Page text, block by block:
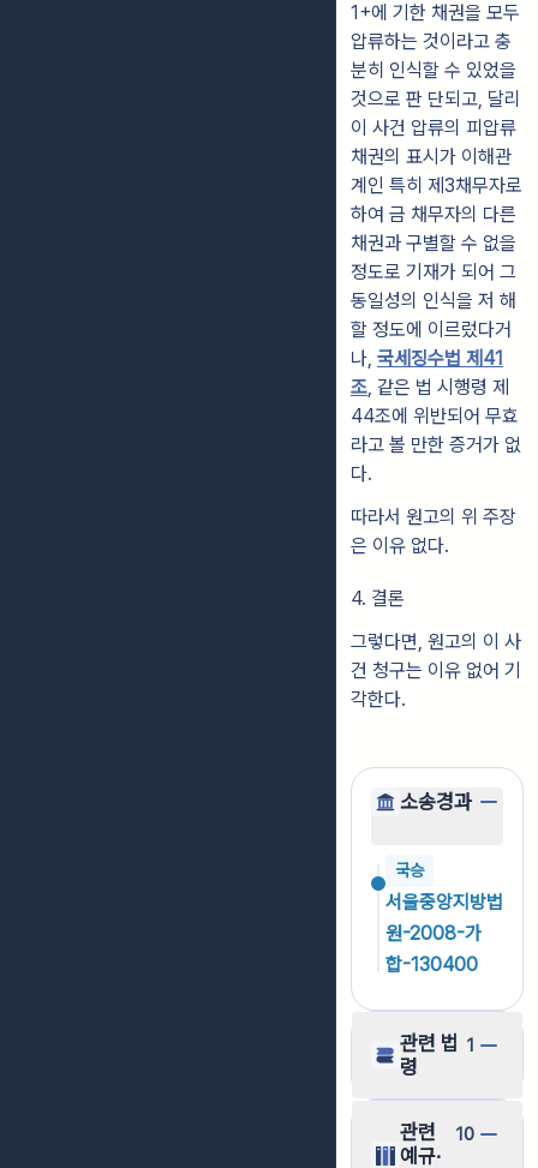
1+에 기한 채권을 모두
압류하는 것이라고 충
분히 인식할 수 있었을
것으로 판 단되고, 달리
이 사건 압류의 피압류
채권의 표시가 이해관
계인 특히 제3채무자로
하여 금 채무자의 다른
채권과 구별할 수 없을
정도로 기재가 되어 그
동일성의 인식을 저 해
할 정도에 이르렀다거
나, 국세징수법 제41
조, 같은 법 시행령 제
44조에 위반되어 무효
라고 볼 만한 증거가 없
다.
따라서 원고의 위 주장
은 이유 없다.
4. 결론
그렇다면, 원고의 이 사
건 청구는 이유 없어 기
각한다.
소송경과
국승
서울중앙지방법
원-2008-가
합-130400
관련 법
령
1
관련
예규·
10